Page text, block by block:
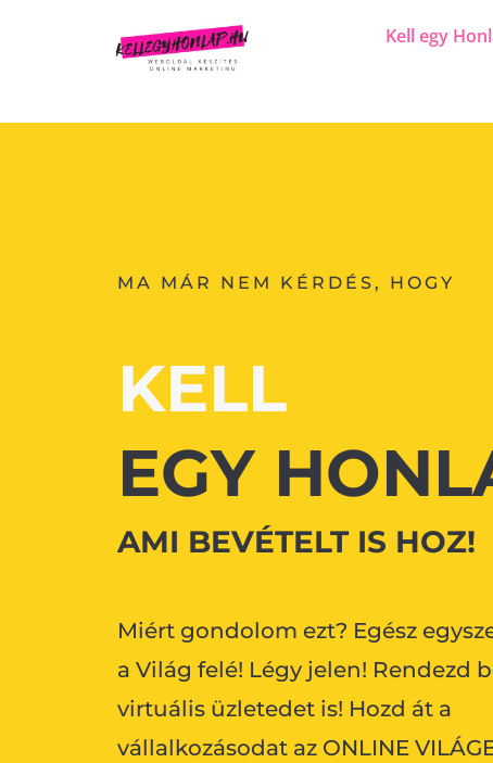
Kell egy
MA MÁR NEM KÉRDÉS, HOGY
KELL
EGY
AMI BEVÉTELT IS HOZ!
Miért gondolom ezt? Egész
a Világ felé! Légy jelen! Rendezd
virtuális üzletedet is! Hozd át a
vállalkozásodat az ONLINE